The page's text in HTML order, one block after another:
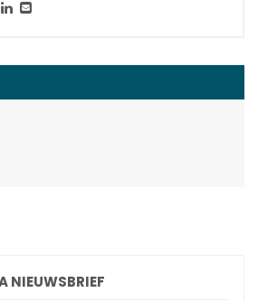
NIEUWSBRIEF